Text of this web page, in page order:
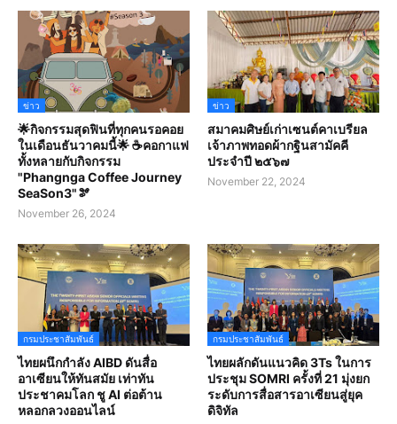
ข่าว
🌟กิจกรรมสุดฟินที่ทุกคนรอคอย
ในเดือนธันวาคมนี้🌟 ☕คอกาแฟ
ทั้งหลายกับกิจกรรม
"Phangnga Coffee Journey
SeaSon3"🫘
November 26, 2024
ข่าว
สมาคมศิษย์เก่าเซนต์คาเบรียล
เจ้าภาพทอดผ้ากฐินสามัคคี
ประจำปี ๒๕๖๗
November 22, 2024
กรมประชาสัมพันธ์
ไทยผนึกกำลัง AIBD ดันสื่อ
อาเซียนให้ทันสมัย เท่าทัน
ประชาคมโลก ชู AI ต่อต้าน
หลอกลวงออนไลน์
กรมประชาสัมพันธ์
ไทยผลักดันแนวคิด 3Ts ในการ
ประชุม SOMRI ครั้งที่ 21 มุ่งยก
ระดับการสื่อสารอาเซียนสู่ยุค
ดิจิทัล